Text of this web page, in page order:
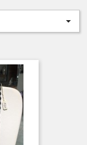
